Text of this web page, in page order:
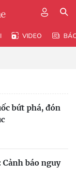
VIDEO
bứt phá, đón
Cảnh báo nguy